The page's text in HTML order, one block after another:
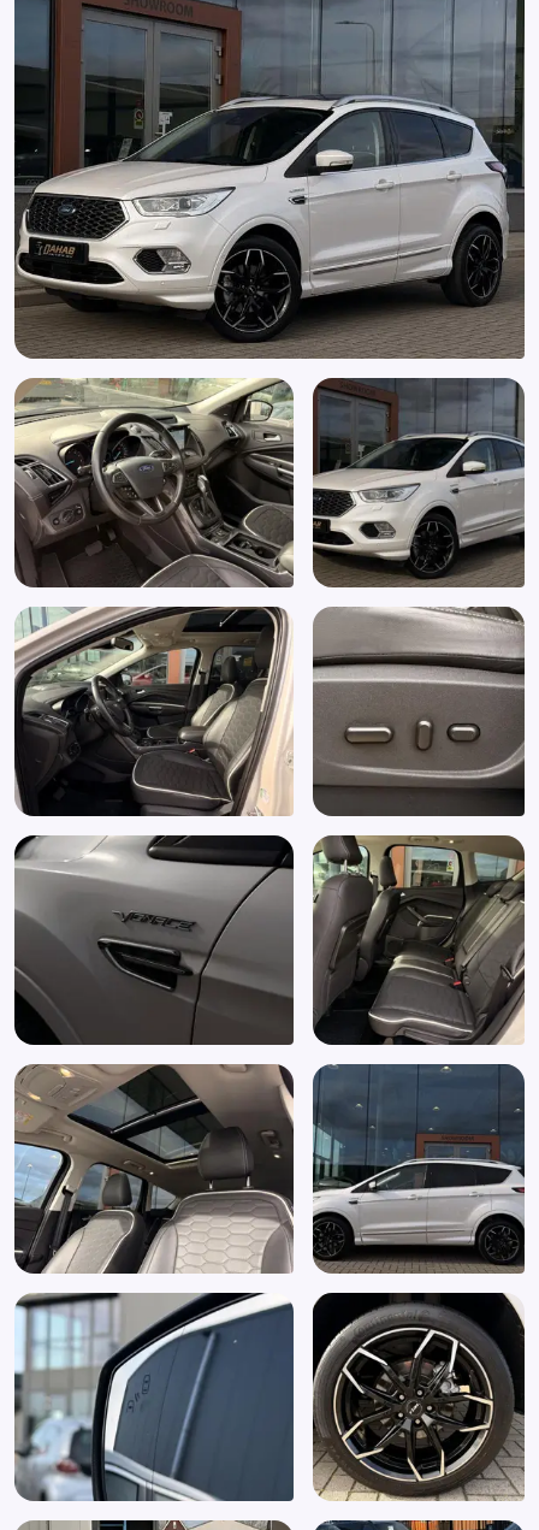
Dimlichten automatisch
Dodehoek detector
Driver Assistance Pack
Electronic climate control
Elektrisch bedienbare achterklep met sensorsturing
Elektrische ramen voor en achter
Elektrisch glazen panorama-dak
Elektrisch verstelb. bestuurdersstoel met geheugen
Elektrisch verstelbare bestuurdersstoel
Elektronische remkrachtverdeling
Extra getint glas achter
Grootlichtassistent
Hill hold functie
Keyless entry
Kleur wit
Koplampreiniging
LED-lichtpakket
LED achterlichten
LED dagrijverlichting
Leder-pakket
Lederen/stof bekleding
Lederen bekleding
Lederen versnellingspook
Lendesteun(en) verstelbaar
Memory Pack
Mistlampen voor
Multimedia-voorbereiding
Navigatiesysteem full map
Optie-pakket 2
Parkeer assistent
Parkeer pakket
Parkeersensor achter
Parkeersensor voor
Passagiersstoel in hoogte verstelbaar
Radio-CD/MP3 speler
Regensensor
Rijstrooksensor met correctie
Ruitensproeiers/wisserbladen verwarmbaar
Sportstoelen
Spraakbediening
Start/stop systeem
Stuurbekrachtiging snelheidsafhankelijk
Stuur leder
Stuur verstelbaar